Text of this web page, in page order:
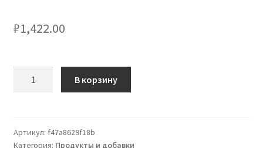
₽1,422.00
Farro
В корзину
Артикул: f47a8629f18b
Категория: Продукты и добавки